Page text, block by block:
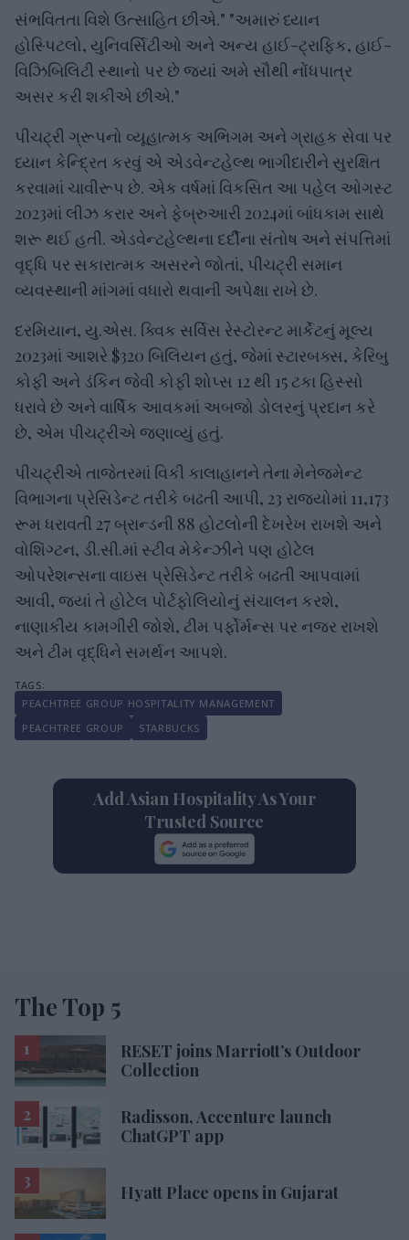
સંભવિતતા વિશે ઉત્સાહિત છીએ." "અમારું ધ્યાન
હોસ્પિટલો, યુનિવર્સિટીઓ અને અન્ય હાઈ-ટ્રાફિક, હાઈ-
વિઝિબિલિટી સ્થાનો પર છે જ્યાં અમે સૌથી નોંધપાત્ર
અસર કરી શકીએ છીએ."
પીચટ્રી ગ્રૂપનો વ્યૂહાત્મક અભિગમ અને ગ્રાહક સેવા પર
ધ્યાન કેન્દ્રિત કરવું એ એડવેન્ટહેલ્થ ભાગીદારીને સુરક્ષિત
કરવામાં ચાવીરૂપ છે. એક વર્ષમાં વિકસિત આ પહેલ ઓગસ્ટ
2023માં લીઝ કરાર અને ફેબ્રુઆરી 2024માં બાંધકામ સાથે
શરૂ થઈ હતી. એડવેન્ટહેલ્થના દર્દીના સંતોષ અને સંપત્તિમાં
વૃદ્ધિ પર સકારાત્મક અસરને જોતાં, પીચટ્રી સમાન
વ્યવસ્થાની માંગમાં વધારો થવાની અપેક્ષા રાખે છે.
દરમિયાન, યુ.એસ. ક્વિક સર્વિસ રેસ્ટોરન્ટ માર્કેટનું મૂલ્ય
2023માં આશરે $320 બિલિયન હતું, જેમાં સ્ટારબક્સ, કેરિબુ
કોફી અને ડંકિન જેવી કોફી શોપ્સ 12 થી 15 ટકા હિસ્સો
ધરાવે છે અને વાર્ષિક આવકમાં અબજો ડોલરનું પ્રદાન કરે
છે, એમ પીચટ્રીએ જણાવ્યું હતું.
પીચટ્રીએ તાજેતરમાં વિકી કાલાહાનને તેના મેનેજમેન્ટ
વિભાગના પ્રેસિડેન્ટ તરીકે બઢતી આપી, 23 રાજ્યોમાં 11,173
રૂમ ધરાવતી 27 બ્રાન્ડની 88 હોટલોની દેખરેખ રાખશે અને
વોશિંગ્ટન, ડી.સી.માં સ્ટીવ મેકેન્ઝીને પણ હોટેલ
ઓપરેશન્સના વાઇસ પ્રેસિડેન્ટ તરીકે બઢતી આપવામાં
આવી, જ્યાં તે હોટેલ પોર્ટફોલિયોનું સંચાલન કરશે,
નાણાકીય કામગીરી જોશે, ટીમ પર્ફોર્મન્સ પર નજર રાખશે
અને ટીમ વૃદ્ધિને સમર્થન આપશે.
PEACHTREE GROUP HOSPITALITY MANAGEMENT
PEACHTREE GROUP
STARBUCKS
Add Asian Hospitality As Your
Trusted Source
The Top 5
RESET joins Marriott’s Outdoor
Collection
Radisson, Accenture launch
ChatGPT app
Hyatt Place opens in Gujarat